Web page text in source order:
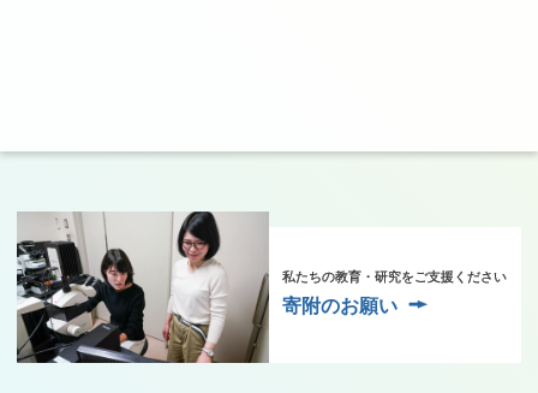
私たちの教育・研究をご支援ください
寄附のお願い